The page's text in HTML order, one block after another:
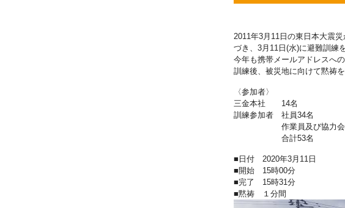
2011年3月11日の東日本大震
づき、3月11日(水)に避難訓練
今年も携帯メールアドレスへ
訓練後、被災地に向けて黙祷を
〈参加者〉
三金本社 14名
訓練参加者 社員34名
作業員及び協力会
合計53名
■日付 2020年3月11日
■開始 15時00分
■完了 15時31分
■黙祷 １分間